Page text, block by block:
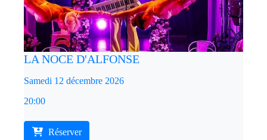
LA NOCE D'ALFONSE
Samedi 12 décembre 2026
20:00
Réserver